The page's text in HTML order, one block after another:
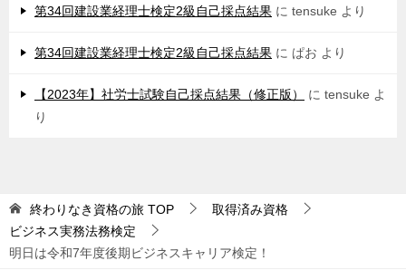
第34回建設業経理士検定2級自己採点結果 に tensuke より
第34回建設業経理士検定2級自己採点結果 に ぱお より
【2023年】社労士試験自己採点結果（修正版） に tensuke よ
り
終わりなき資格の旅 TOP
取得済み資格
ビジネス実務法務検定
明日は令和7年度後期ビジネスキャリア検定！